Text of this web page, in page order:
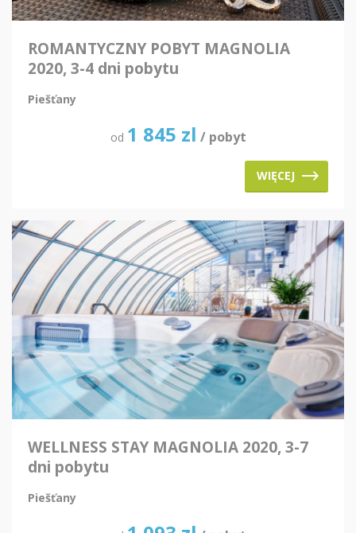
ROMANTYCZNY POBYT MAGNOLIA
2020, 3-4 dni pobytu
Piešťany
od 1 845 zl / pobyt
WIĘCEJ
WELLNESS STAY MAGNOLIA 2020, 3-7
dni pobytu
Piešťany